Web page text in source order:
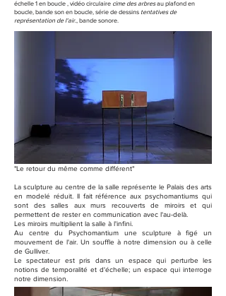
échelle 1 en boucle , vidéo circulaire cime des arbresau plafond en
boucle, bande son en boucle, série de dessins tentatives de
représentation de l'air., bande sonore.
"Le retour du même comme différent"
La sculpture au centre de la salle représente le Palais des arts
en modelé réduit. Il fait référence aux psychomantiums qui
sont des salles aux murs recouverts de miroirs et qui
permettent de rester en communication avec l'au-delà.
Les miroirs multiplient la salle à l'infini.
Au centre du Psychomantium une sculpture à figé un
mouvement de l'air. Un souffle à notre dimension ou à celle
de Gulliver.
Le spectateur est pris dans un espace qui perturbe les
notions de temporalité et d'échelle; un espace qui interroge
notre dimension.